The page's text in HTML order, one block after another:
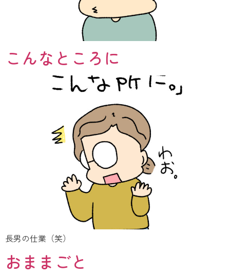
こんなところに
長男の仕業（笑）
おままごと